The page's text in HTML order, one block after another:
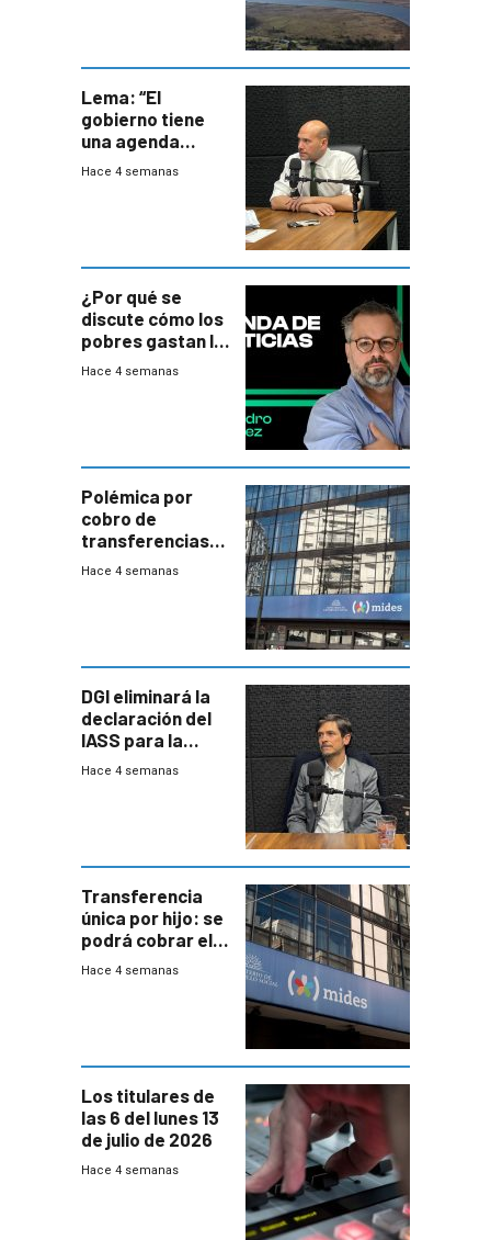
Lema: “El
gobierno tiene
una agenda
destructiva”
Hace 4 semanas
¿Por qué se
discute cómo los
pobres gastan la
plata?
Hace 4 semanas
Polémica por
cobro de
transferencias
del Mides en
Hace 4 semanas
DGI eliminará la
declaración del
IASS para la
mayoría de los
Hace 4 semanas
Transferencia
única por hijo: se
podrá cobrar el
100% en efectivo
Hace 4 semanas
Los titulares de
las 6 del lunes 13
de julio de 2026
Hace 4 semanas